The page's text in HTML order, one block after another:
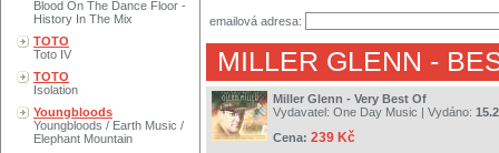
Blood On The Dance Floor -
History In The Mix
TOTO
Toto IV
TOTO
Isolation
Youngbloods
Youngbloods / Earth Music /
Elephant Mountain
emailová adresa:
MILLER GLENN -
Miller Glenn - Very Best Of
Vydavatel: One Day Music | Vydáno:
Cena: 239 Kč